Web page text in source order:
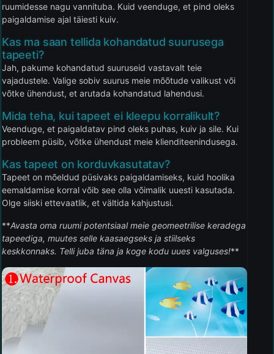
ruumidesse nagu vannituba. Kuid veenduge, et pind oleks
paigaldamise ajal täiesti kuiv.
Kas ma saan tellida kohandatud suurusega
tapeeti?
Jah, pakume kohandatud suuruseid vastavalt teie
vajadustele. Valige sobiv suurus meie mõõtude valikust või
võtke ühendust, et arutada kohandatud lahendusi.
Mida teha, kui tapeet ei kleepu korralikult?
Veenduge, et paigaldatav pind oleks puhas, kuiv ja sile. Kui
probleem püsib, võtke ühendust meie klienditeenindusega.
Kas tapeet on korduvkasutatav?
Tapeet on mõeldud püsivaks paigaldamiseks, kuid hoolika
eemaldamise korral võib see olla võimalik uuesti kasutada.
Olge siiski ettevaatlik, et vältida kahjustusi.
**Avasta oma ruumi potentsiaal meie geomeetrilise keradega
tapeediga, muutes selle kaasaegseks ja stiilseks
keskkonnaks. Telli juba täna ja koge kodu uues valguses!**